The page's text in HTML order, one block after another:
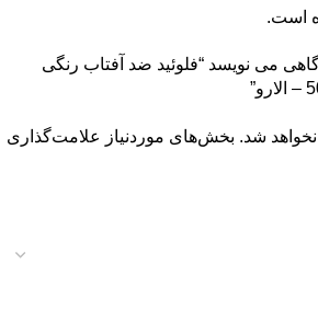
است.
می نویسد “فلوئید ضد آفتاب رنگی
شد. بخش‌های موردنیاز علامت‌گذاری